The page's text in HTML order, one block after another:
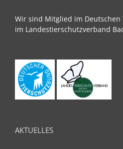
Wir sind Mitglied im Deutschen
im Landestierschutzverband
AKTUELLES